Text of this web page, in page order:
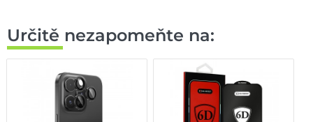
Určitě nezapomeňte na: